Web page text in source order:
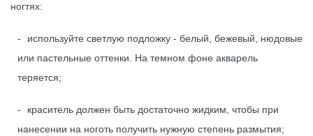
ногтях:
используйте светлую подложку - белый, бежевый, нюдовые
или пастельные оттенки. На темном фоне акварель
теряется;
краситель должен быть достаточно жидким, чтобы при
нанесении на ноготь получить нужную степень размытия;